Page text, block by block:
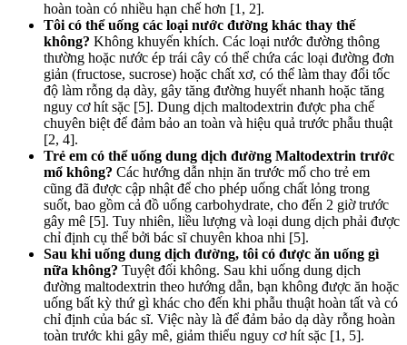
hoàn toàn có nhiều hạn chế hơn [1, 2].
Tôi có thể uống các loại nước đường khác thay thế
không? Không khuyến khích. Các loại nước đường thông
thường hoặc nước ép trái cây có thể chứa các loại đường đơn
giản (fructose, sucrose) hoặc chất xơ, có thể làm thay đổi tốc
độ làm rỗng dạ dày, gây tăng đường huyết nhanh hoặc tăng
nguy cơ hít sặc [5]. Dung dịch maltodextrin được pha chế
chuyên biệt để đảm bảo an toàn và hiệu quả trước phẫu thuật
[2, 4].
Trẻ em có thể uống dung dịch đường Maltodextrin trước
mổ không? Các hướng dẫn nhịn ăn trước mổ cho trẻ em
cũng đã được cập nhật để cho phép uống chất lỏng trong
suốt, bao gồm cả đồ uống carbohydrate, cho đến 2 giờ trước
gây mê [5]. Tuy nhiên, liều lượng và loại dung dịch phải được
chỉ định cụ thể bởi bác sĩ chuyên khoa nhi [5].
Sau khi uống dung dịch đường, tôi có được ăn uống gì
nữa không? Tuyệt đối không. Sau khi uống dung dịch
đường maltodextrin theo hướng dẫn, bạn không được ăn hoặc
uống bất kỳ thứ gì khác cho đến khi phẫu thuật hoàn tất và có
chỉ định của bác sĩ. Việc này là để đảm bảo dạ dày rỗng hoàn
toàn trước khi gây mê, giảm thiểu nguy cơ hít sặc [1, 5].